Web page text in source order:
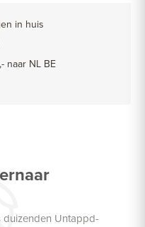
in huis
naar NL BE
duizenden Untappd-